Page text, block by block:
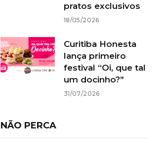
pratos exclusivos
18/05/2026
Curitiba Honesta
lança primeiro
festival “Oi, que tal
um docinho?”
31/07/2026
NÃO PERCA